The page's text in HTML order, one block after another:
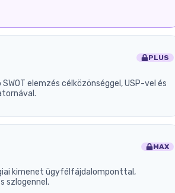
PLUS
elemzés célközönséggel, USP-vel és
MAX
kimenet ügyfélfájdalomponttal,
szlogennel.